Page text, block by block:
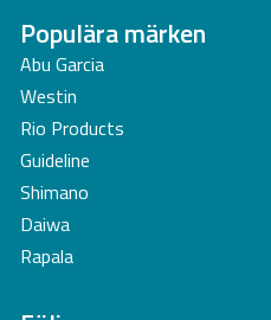
Populära märken
Abu Garcia
Westin
Rio Products
Guideline
Shimano
Daiwa
Rapala